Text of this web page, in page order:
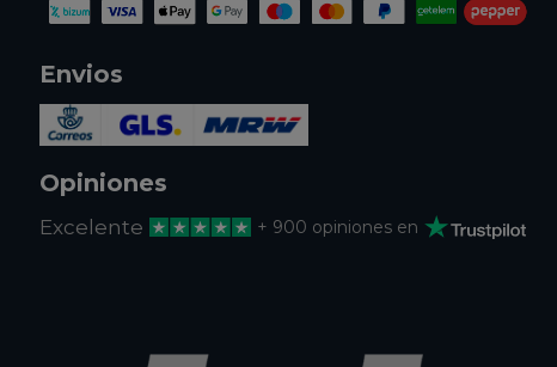
Envios
Opiniones
Excelente + 900 opiniones en